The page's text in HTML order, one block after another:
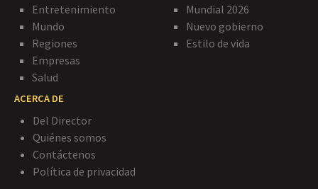
Entretenimiento
Mundo
Regiones
Empresas
Salud
Mundial 2026
Nuevo gobierno
Estilo de vida
ACERCA DE
Del Director
Quiénes somos
Contáctenos
Política de privacidad